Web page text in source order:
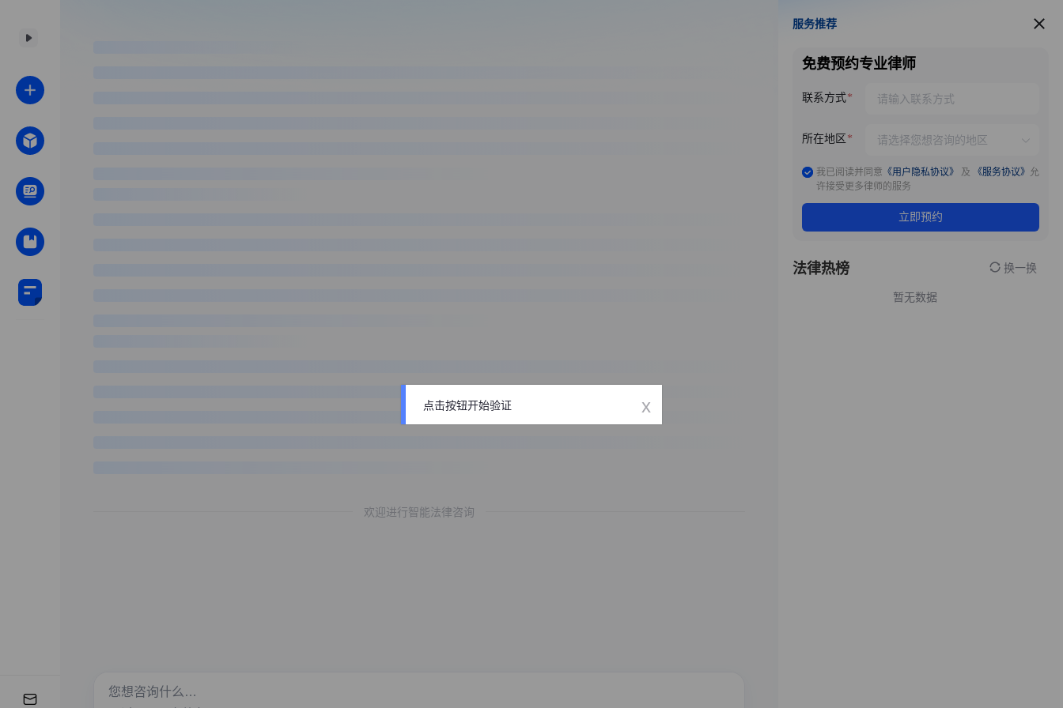
欢迎进行智能法律咨询
服务推荐
服务推荐
免费预约专业律师
联系方式
所在地区
我已阅读并同意 《用户隐私协议》 及 《服务协议》 允
许接受更多律师的服务
立即预约
法律热榜 换一换
暂无数据
点击按钮开始验证 x